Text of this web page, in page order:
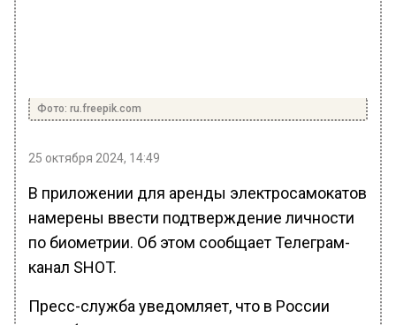
Фото: ru.freepik.com
25 октября 2024, 14:49
В приложении для аренды электросамокатов
намерены ввести подтверждение личности
по биометрии. Об этом сообщает Телеграм-
канал SHOT.
Пресс-служба уведомляет, что в России